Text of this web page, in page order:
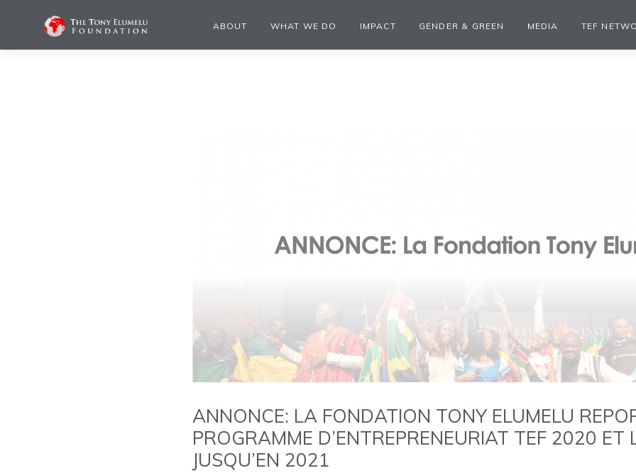
ABOUT WHAT WE DO IMPACT GENDER & GREEN MEDIA TEF
ANNONCE: LA FONDATION TONY ELUMELU
PROGRAMME D’ENTREPRENEURIAT TEF 2020 ET
JUSQU’EN 2021